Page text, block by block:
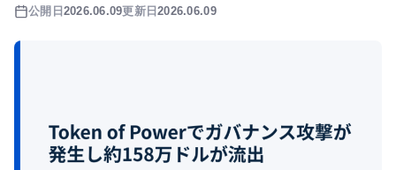
公開日 2026.06.09更新日2026.06.09